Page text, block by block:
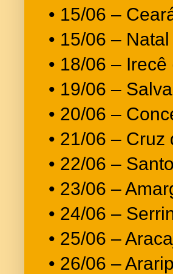
• 15/06 –
• 15/06 –
• 18/06 – Irecê
• 19/06 –
• 20/06 –
• 21/06 – Cruz
• 22/06 –
• 23/06 –
• 24/06 –
• 25/06 –
• 26/06 –